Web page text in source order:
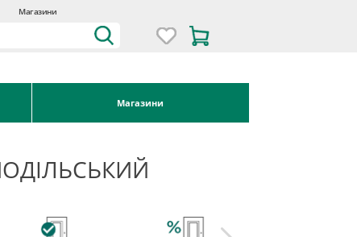
Магазини
Магазини